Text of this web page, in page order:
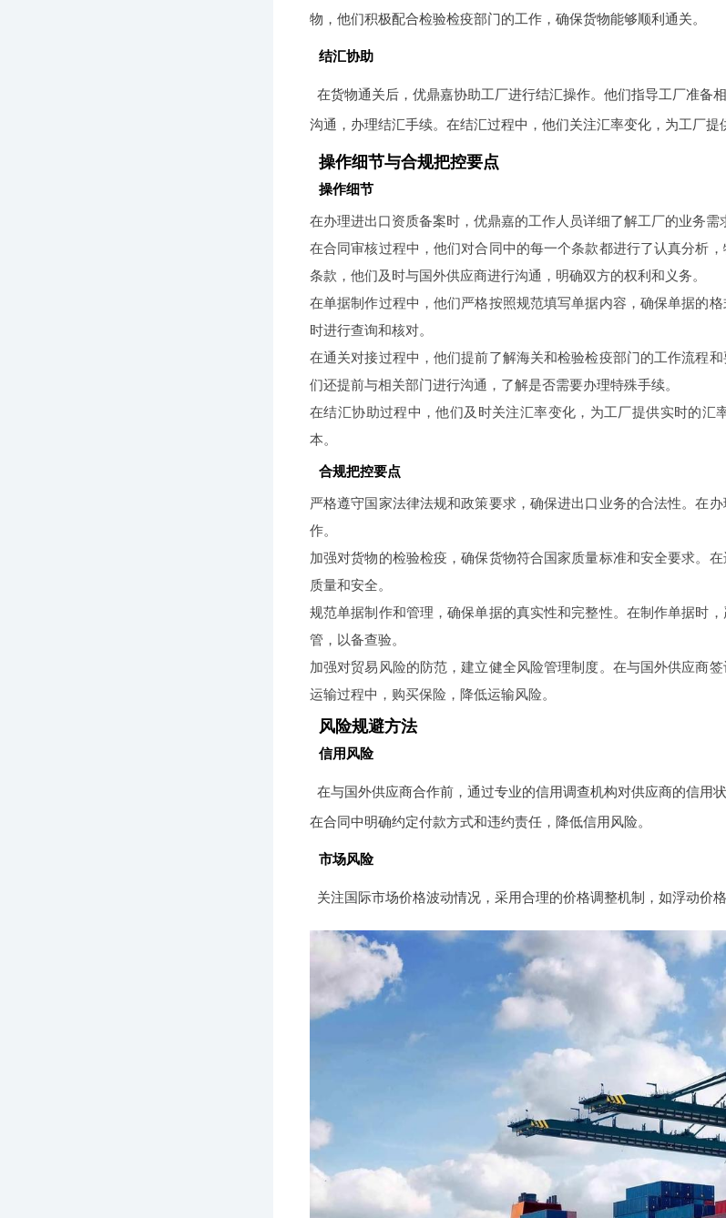
物，他们积极配合检验检疫部门的工作，确保货物能够顺利通关。
结汇协助
在货物通关后，优鼎嘉协助工厂进行结汇操作。他们指导工厂准备
沟通，办理结汇手续。在结汇过程中，他们关注汇率变化，为工厂提
操作细节与合规把控要点
操作细节
在办理进出口资质备案时，优鼎嘉的工作人员详细了解工厂的业务需
在合同审核过程中，他们对合同中的每一个条款都进行了认真分析
条款，他们及时与国外供应商进行沟通，明确双方的权利和义务。
在单据制作过程中，他们严格按照规范填写单据内容，确保单据的
时进行查询和核对。
在通关对接过程中，他们提前了解海关和检验检疫部门的工作流程
们还提前与相关部门进行沟通，了解是否需要办理特殊手续。
在结汇协助过程中，他们及时关注汇率变化，为工厂提供实时的
本。
合规把控要点
严格遵守国家法律法规和政策要求，确保进出口业务的合法性。在
作。
加强对货物的检验检疫，确保货物符合国家质量标准和安全要求。
质量和安全。
规范单据制作和管理，确保单据的真实性和完整性。在制作单据时
管，以备查验。
加强对贸易风险的防范，建立健全风险管理制度。在与国外供应商
运输过程中，购买保险，降低运输风险。
风险规避方法
信用风险
在与国外供应商合作前，通过专业的信用调查机构对供应商的信用
在合同中明确约定付款方式和违约责任，降低信用风险。
市场风险
关注国际市场价格波动情况，采用合理的价格调整机制，如浮动价